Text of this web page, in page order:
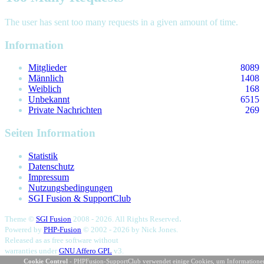
Cookie Control - PHPFusion-SupportClub verwendet einige Cookies, um
The user has sent too many requests in a given amount of time.
Information
Mitglieder
8089
Männlich
1408
Weiblich
168
Unbekannt
6515
Private Nachrichten
269
Seiten Information
Statistik
Datenschutz
Impressum
Nutzungsbedingungen
SGI Fusion & SupportClub
Theme © SGI Fusion 2008 - 2026. All Rights Reserved.
Powered by PHP-Fusion © 2002 - 2026 by Nick Jones.
Released as as free software without
warranties under GNU Affero GPL v3.
131,446,186 eindeutige Besuche